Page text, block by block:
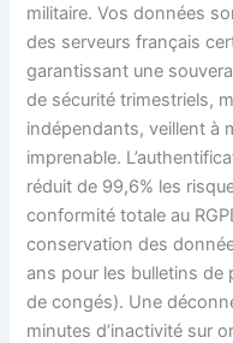
militaire. Vos données
des serveurs français
garantissant une
de sécurité trimestriels,
indépendants, veillent à
imprenable.
réduit de 99,6% les
conformité totale au
conservation des
ans pour les bulletins de
de congés). Une
minutes d’inactivité sur